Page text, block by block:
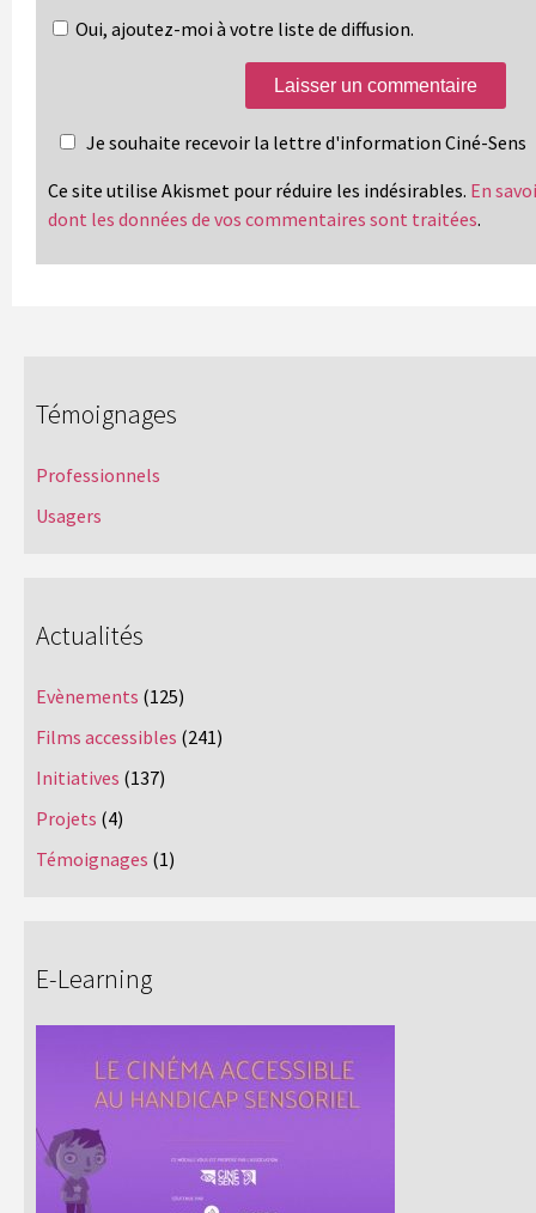
Oui, ajoutez-moi à votre liste de diffusion.
Je souhaite recevoir la lettre d'information Ciné-Sens
Ce site utilise Akismet pour réduire les indésirables. En
dont les données de vos commentaires sont traitées.
Témoignages
Professionnels
Usagers
Actualités
Evènements (125)
Films accessibles (241)
Initiatives (137)
Projets (4)
Témoignages (1)
E-Learning